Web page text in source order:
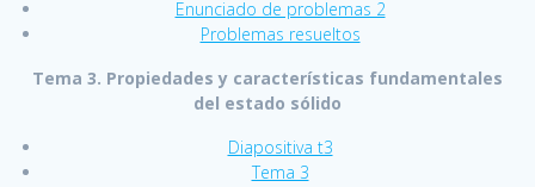
Enunciado de problemas 2
Problemas resueltos
Tema 3. Propiedades y características fundamentales
del estado sólido
Diapositiva t3
Tema 3